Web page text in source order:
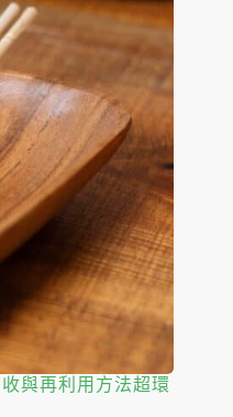
與再利用方法超環